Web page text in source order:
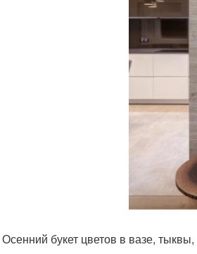
Осенний букет цветов в вазе,